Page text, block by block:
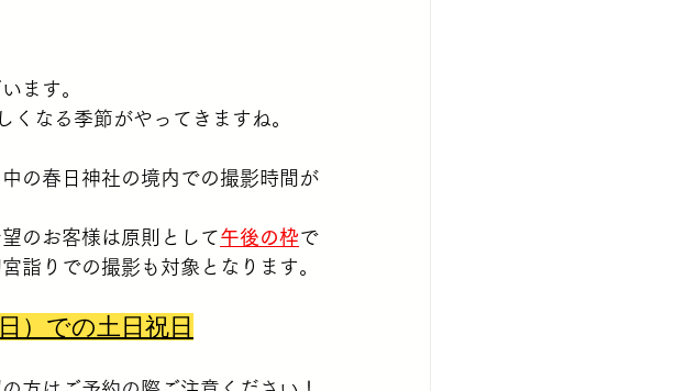
ます。
なる季節がやってきますね。
の春日神社の境内での撮影時間が
のお客様は原則として午後の枠で
詣りでの撮影も対象となります。
）での土日祝日